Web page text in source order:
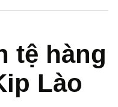
tệ hàng
Lào